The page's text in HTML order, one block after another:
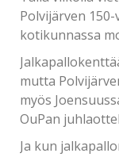
Polvijärven
kotikunnassa
mutta
myös
OuPan
Ja kun